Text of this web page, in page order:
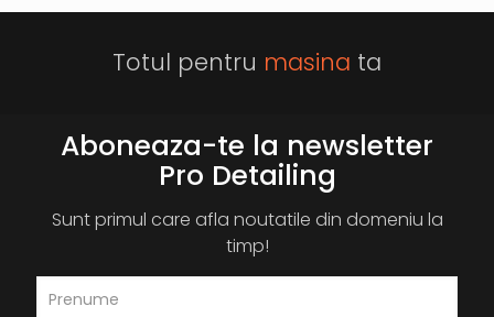
Totul pentru masina ta
Aboneaza-te la newsletter
Pro Detailing
Sunt primul care afla noutatile din domeniu la
timp!